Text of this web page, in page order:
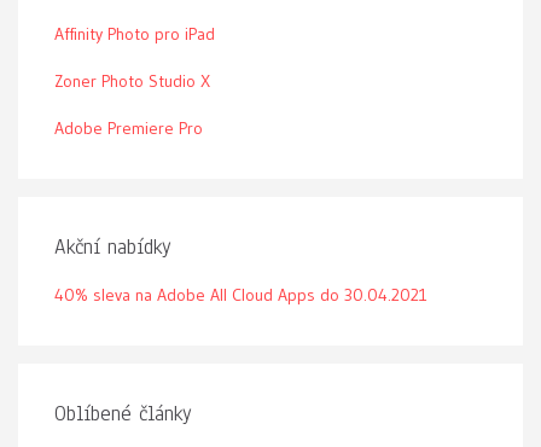
Affinity Photo pro iPad
Zoner Photo Studio X
Adobe Premiere Pro
Akční nabídky
40% sleva na Adobe All Cloud Apps do 30.04.2021
Oblíbené články